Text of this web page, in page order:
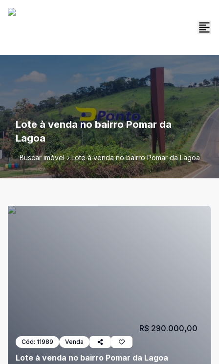
Lote à venda no bairro Pomar da
Lagoa
Buscar imóvel Lote à venda no bairro Pomar da Lagoa
Cód: 11989 Venda
Lote à venda no bairro Pomar da Lagoa
R$ 290.000,00